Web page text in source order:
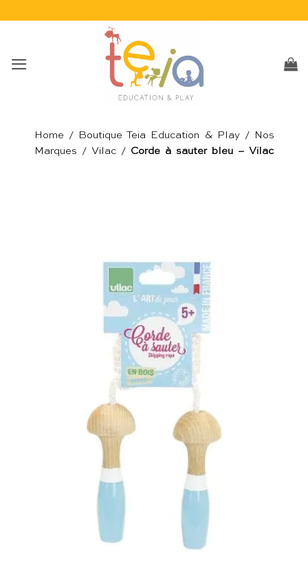
Home / Boutique Teia Education & Play/
Nos
Marques / Vilac / Corde à sauter bleu – Vilac